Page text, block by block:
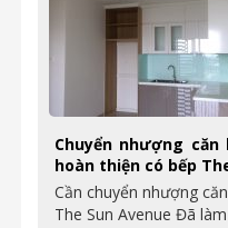
Chuyển nhượng
hoàn thiện có bếp
Cần chuyển nhượng
The Sun Avenue Đã